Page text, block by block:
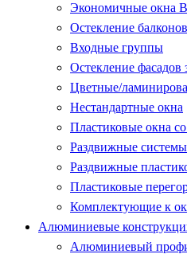
Экономичные окна
Остекление балконов
Входные группы
Остекление фасадов
Цветные/
Нестандартные окна
Пластиковые окна
Раздвижные
Раздвижные
Пластиковые
Комплектующие к
Алюминиевые
Алюминиевый